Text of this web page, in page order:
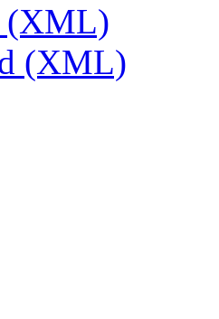
(XML)
(XML)